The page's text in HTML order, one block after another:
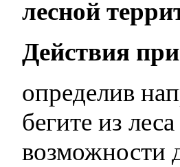
лесной
Действия
определив
бегите из
возможности